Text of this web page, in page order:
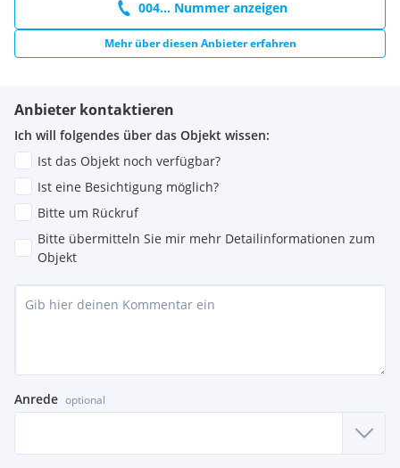
004... Nummer anzeigen
Mehr über diesen Anbieter erfahren
Anbieter kontaktieren
Ich will folgendes über das Objekt wissen:
Ist das Objekt noch verfügbar?
Ist eine Besichtigung möglich?
Bitte um Rückruf
Bitte übermitteln Sie mir mehr Detailinformationen zum
Objekt
Anrede optional